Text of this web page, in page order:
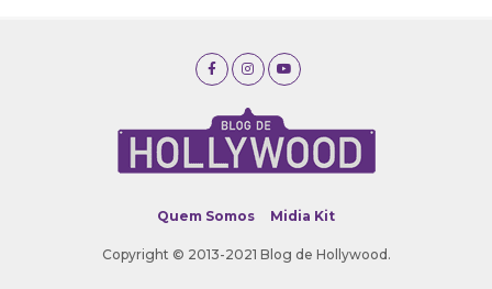
Quem Somos Midia Kit
Copyright © 2013-2021 Blog de Hollywood.